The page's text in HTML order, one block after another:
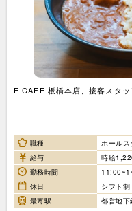
E CAFE 板橋本店、接客スタ
職種
ホールス
給与
時給
勤務時間
休日
シフト制
最寄駅
都営地